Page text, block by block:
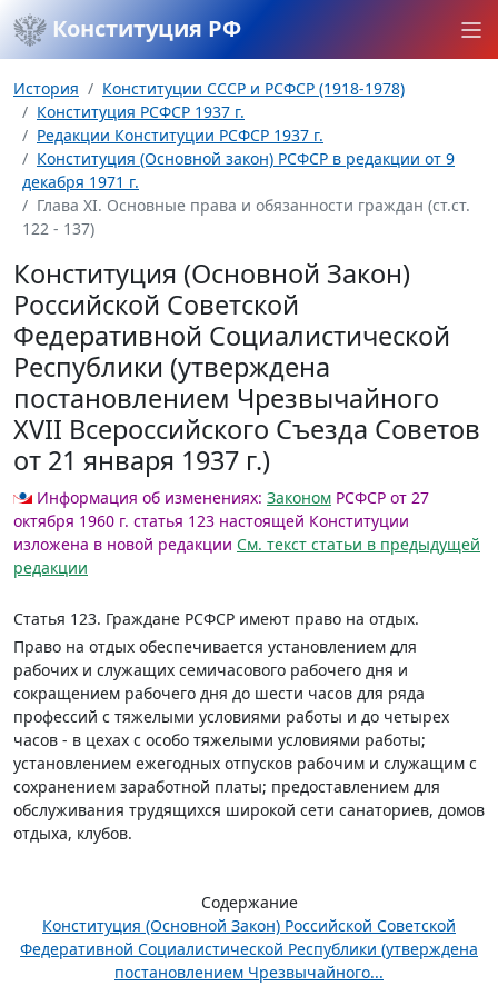
Конституция РФ
История
Конституции СССР и РСФСР (1918-1978)
Конституция РСФСР 1937 г.
Редакции Конституции РСФСР 1937 г.
Конституция (Основной закон) РСФСР в редакции от 9
декабря 1971 г.
Глава XI. Основные права и обязанности граждан (ст.ст.
122 - 137)
Конституция (Основной Закон)
Российской Советской
Федеративной Социалистической
Республики (утверждена
постановлением Чрезвычайного
XVII Всероссийского Съезда Советов
от 21 января 1937 г.)
Информация об изменениях: Законом РСФСР от 27
октября 1960 г. статья 123 настоящей Конституции
изложена в новой редакции См. текст статьи в предыдущей
редакции
Статья 123. Граждане РСФСР имеют право на отдых.
Право на отдых обеспечивается установлением для
рабочих и служащих семичасового рабочего дня и
сокращением рабочего дня до шести часов для ряда
профессий с тяжелыми условиями работы и до четырех
часов - в цехах с особо тяжелыми условиями работы;
установлением ежегодных отпусков рабочим и служащим с
сохранением заработной платы; предоставлением для
обслуживания трудящихся широкой сети санаториев, домов
отдыха, клубов.
Содержание
Конституция (Основной Закон) Российской Советской
Федеративной Социалистической Республики (утверждена
постановлением Чрезвычайного...